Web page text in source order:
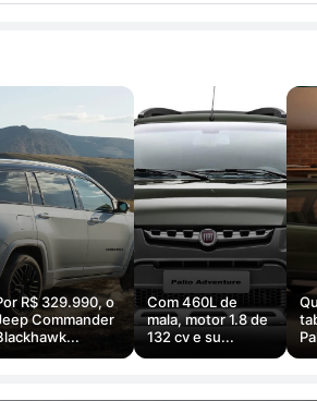
R$ 329.990, o
Commander
Com 460L de
mala, motor 1.8 de
132 cv e su...